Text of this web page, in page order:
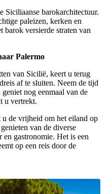
barokarchitectuur.
paleizen, kerken en
barok versierde straten van
Palermo
van Sicilië, keert u terug
af te sluiten. Neem de tijd
nog eenmaal van de
u vertrekt.
de vrijheid om het eiland op
van de diverse
en gastronomie. Het is een
op een reis door de